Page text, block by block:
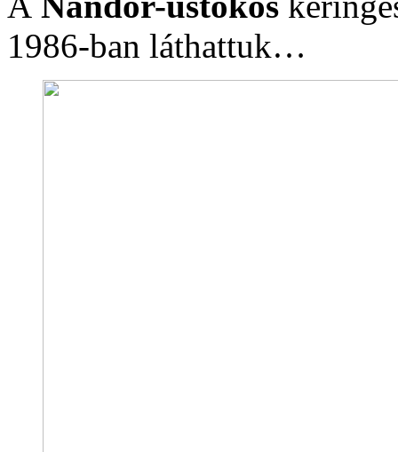
1986-ban láthattuk…